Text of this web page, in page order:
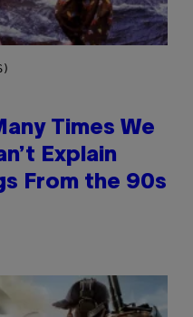
Times We
Explain
From the 90s